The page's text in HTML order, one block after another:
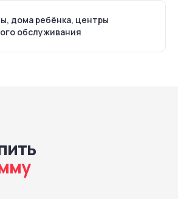
дома ребёнка, центры
обслуживания